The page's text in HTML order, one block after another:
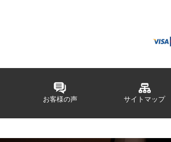
お客様の声 サイトマップ